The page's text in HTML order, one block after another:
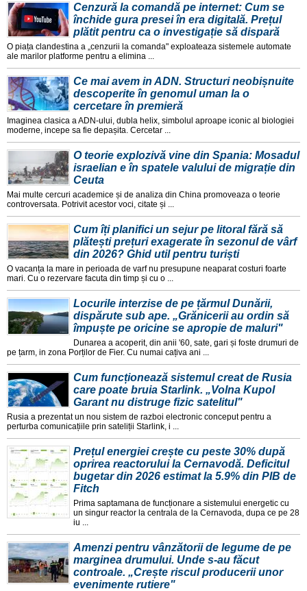
Cenzură la comandă pe internet: Cum se
închide gura presei în era digitală. Prețul
plătit pentru ca o investigație să dispară
O piața clandestina a „cenzurii la comanda" exploateaza sistemele automate
ale marilor platforme pentru a elimina ...
Ce mai avem in ADN. Structuri neobișnuite
descoperite în genomul uman la o
cercetare în premieră
Imaginea clasica a ADN-ului, dubla helix, simbolul aproape iconic al biologiei
moderne, incepe sa fie depașita. Cercetar ...
O teorie explozivă vine din Spania: Mosadul
israelian e în spatele valului de migrație din
Ceuta
Mai multe cercuri academice și de analiza din China promoveaza o teorie
controversata. Potrivit acestor voci, citate și ...
Cum îți planifici un sejur pe litoral fără să
plătești prețuri exagerate în sezonul de vârf
din 2026? Ghid util pentru turiști
O vacanța la mare in perioada de varf nu presupune neaparat costuri foarte
mari. Cu o rezervare facuta din timp și cu o ...
Locurile interzise de pe țărmul Dunării,
dispărute sub ape. „Grănicerii au ordin să
împuște pe oricine se apropie de maluri"
Dunarea a acoperit, din anii '60, sate, gari și foste drumuri de
pe țarm, in zona Porților de Fier. Cu numai cațiva ani ...
Cum funcționează sistemul creat de Rusia
care poate bruia Starlink. „Volna Kupol
Garant nu distruge fizic satelitul"
Rusia a prezentat un nou sistem de razboi electronic conceput pentru a
perturba comunicațiile prin sateliții Starlink, i ...
Prețul energiei crește cu peste 30% după
oprirea reactorului la Cernavodă. Deficitul
bugetar din 2026 estimat la 5.9% din PIB de
Fitch
Prima saptamana de funcționare a sistemului energetic cu
un singur reactor la centrala de la Cernavoda, dupa ce pe 28
iu ...
Amenzi pentru vânzătorii de legume de pe
marginea drumului. Unde s-au făcut
controale. „Crește riscul producerii unor
evenimente rutiere"